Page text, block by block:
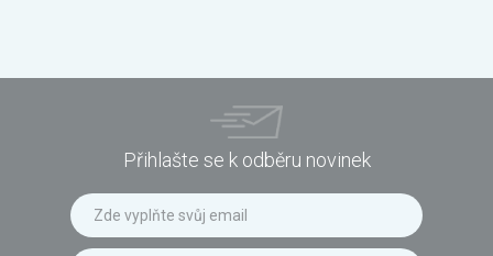
Přihlašte se k odběru novinek